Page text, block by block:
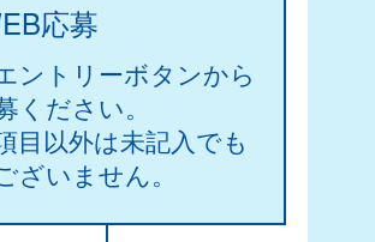
応募
ントリーボタンから
ください。
目以外は未記入でも
ざいません。